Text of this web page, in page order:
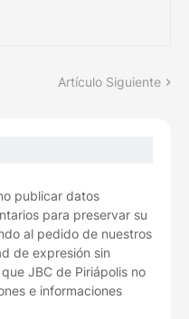
Artículo Siguiente
publicar datos
para preservar su
al pedido de nuestros
de expresión sin
JBC de Piriápolis no
e informaciones